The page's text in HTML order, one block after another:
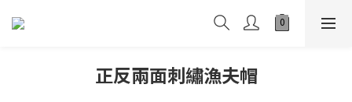
正反兩面刺繡漁夫帽